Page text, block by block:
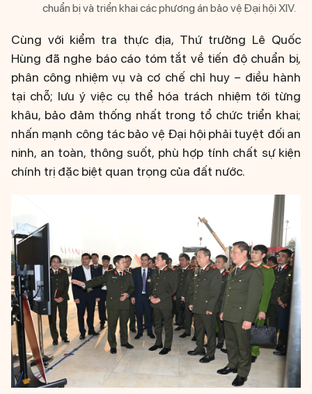
chuẩn bị và triển khai các phương án bảo vệ Đại hội XIV.
Cùng với kiểm tra thực địa, Thứ trưởng Lê Quốc
Hùng đã nghe báo cáo tóm tắt về tiến độ chuẩn bị,
phân công nhiệm vụ và cơ chế chỉ huy – điều hành
tại chỗ; lưu ý việc cụ thể hóa trách nhiệm tới từng
khâu, bảo đảm thống nhất trong tổ chức triển khai;
nhấn mạnh công tác bảo vệ Đại hội phải tuyệt đối an
ninh, an toàn, thông suốt, phù hợp tính chất sự kiện
chính trị đặc biệt quan trọng của đất nước.